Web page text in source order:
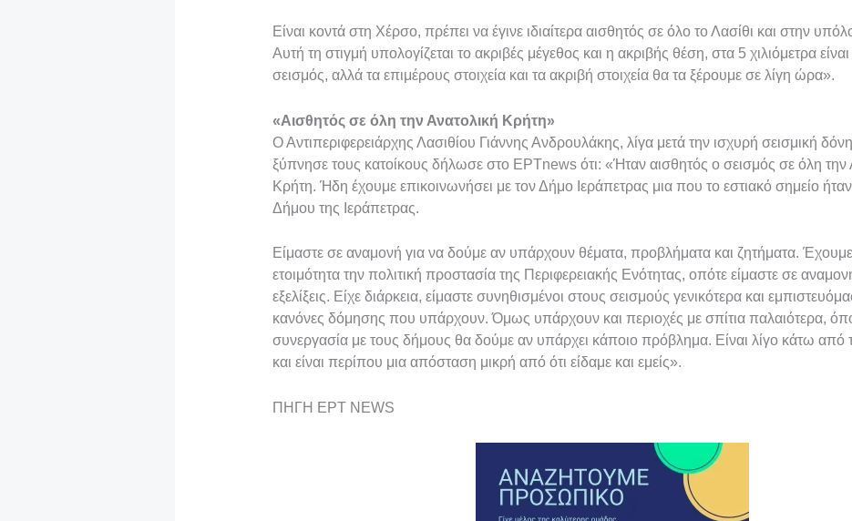
Είναι κοντά στη Χέρσο, πρέπει να έγινε ιδιαίτερα αισθητός σε όλο το Λασίθι και στην
Αυτή τη στιγμή υπολογίζεται το ακριβές μέγεθος και η ακριβής θέση, στα 5 χιλιόμετρα
σεισμός, αλλά τα επιμέρους στοιχεία και τα ακριβή στοιχεία θα τα ξέρουμε σε λίγη ώρα».
«Αισθητός σε όλη την Ανατολική Κρήτη»
Ο Αντιπεριφερειάρχης Λασιθίου Γιάννης Ανδρουλάκης, λίγα μετά την ισχυρή σεισμική
ξύπνησε τους κατοίκους δήλωσε στο ΕΡΤnews ότι: «Ήταν αισθητός ο σεισμός σε όλη την
Κρήτη. Ήδη έχουμε επικοινωνήσει με τον Δήμο Ιεράπετρας μια που το εστιακό σημείο ήταν
Δήμου της Ιεράπετρας.
Είμαστε σε αναμονή για να δούμε αν υπάρχουν θέματα, προβλήματα και ζητήματα.
ετοιμότητα την πολιτική προστασία της Περιφερειακής Ενότητας, οπότε είμαστε σε αναμονή
εξελίξεις. Είχε διάρκεια, είμαστε συνηθισμένοι στους σεισμούς γενικότερα και
κανόνες δόμησης που υπάρχουν. Όμως υπάρχουν και περιοχές με σπίτια παλαιότερα,
συνεργασία με τους δήμους θα δούμε αν υπάρχει κάποιο πρόβλημα. Είναι λίγο κάτω από
και είναι περίπου μια απόσταση μικρή από ότι είδαμε και εμείς».
ΠΗΓΗ ΕΡΤ NEWS